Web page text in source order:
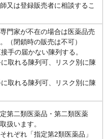
又は登録販売者に相談するこ
門家が不在の場合は医薬品売
（閉鎖時の販売は不可）
手の届かない陳列する。
取れる陳列可、リスク別に陳
取れる陳列可、リスク別に陳
第二類医薬品・第二類医薬
扱います。
れぞれ「指定第2類医薬品」